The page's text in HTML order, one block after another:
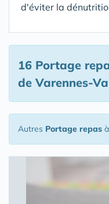
d'éviter la
16 Portage
de Varennes-
Autres Portage repas